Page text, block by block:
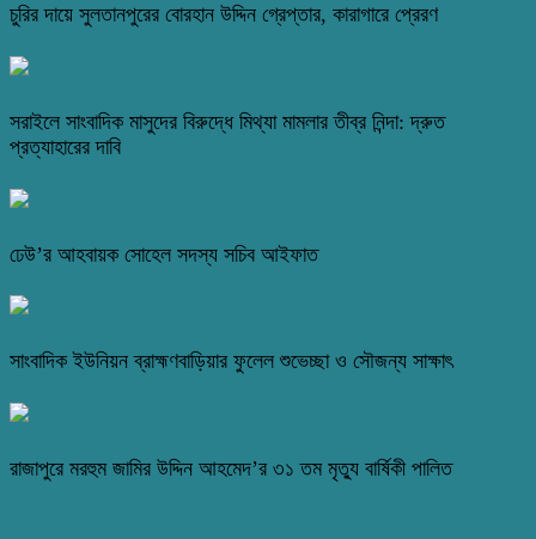
চুরির দায়ে সুলতানপুরের বোরহান উদ্দিন গ্রেপ্তার, কারাগারে প্রেরণ
সরাইলে সাংবাদিক মাসুদের বিরুদ্ধে মিথ্যা মামলার তীব্র নিন্দা: দ্রুত
প্রত্যাহারের দাবি
ঢেউ’র আহবায়ক সোহেল সদস্য সচিব আইফাত
সাংবাদিক ইউনিয়ন ব্রাহ্মণবাড়িয়ার ফুলেল শুভেচ্ছা ও সৌজন্য সাক্ষাৎ
রাজাপুরে মরহুম জামির উদ্দিন আহমেদ’র ৩১ তম মৃত্যু বার্ষিকী পালিত